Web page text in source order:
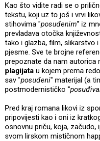
Kao što vidite radi se o
tekstu, koji uz to još i vrvi
stihovima "posuđenim" iz
prevladava otočka
tako i glazba, film, slikarstvo
pjesme. Sve te brojne
prepoznate da nam autorica
plagijata u kojem prema
sav "posuđeni" materijal (a
postmodernističko "
Pred kraj romana likovi iz
pripovijesti kao i oni iz
osnovnu priču, koja, začudo,
svom lirskom mističnom